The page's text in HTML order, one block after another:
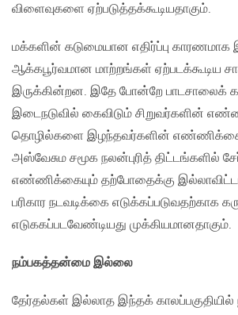
விளைவுகளை ஏற்படுத்தக்கூடியதாகும்.
மக்களின் கடுமையான எதிர்ப்பு காரணமாக
ஆக்கபூர்வமான மாற்றங்கள் ஏற்படக்கூடிய
இருக்கின்றன. இதே போன்றே பாடசாலைக்
இடைநடுவில் கைவிடும் சிறுவர்களின்
தொழில்களை இழந்தவர்களின் எண்ணிக்கை,
அஸ்வேசும சமூக நலன்புரித் திட்டங்களில்
எண்ணிக்கையும் தற்போதைக்கு
பரிகார நடவடிக்கை எடுக்கப்படுவதற்காக
எடுககப்படவேண்டியது முக்கியமானதாகும்.
நம்பகத்தன்மை இல்லை
தேர்தல்கள் இல்லாத இந்தக் காலப்பகுதியில்